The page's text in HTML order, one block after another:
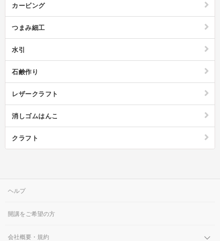
カービング
つまみ細工
水引
石鹸作り
レザークラフト
消しゴムはんこ
クラフト
ヘルプ
開講をご希望の方
会社概要・規約